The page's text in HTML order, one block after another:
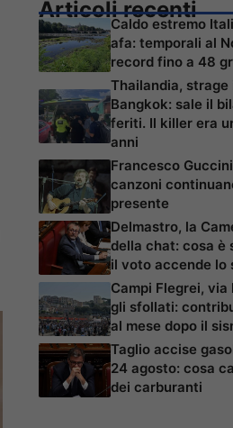
Articoli recenti
Caldo estremo
afa: temporali al
record fino a 48
Thailandia, strage
Bangkok: sale il
feriti. Il killer era
anni
Francesco
canzoni
presente
Delmastro, la
della chat: cosa è
il voto accende
Campi Flegrei,
gli sfollati:
al mese dopo il
Taglio accise
24 agosto: cosa
dei carburanti